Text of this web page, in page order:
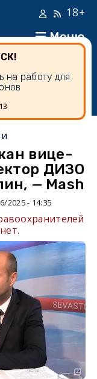
Меню
18+
на работу для
вице-
ДИЗО
— Mash
2025 - 14:35